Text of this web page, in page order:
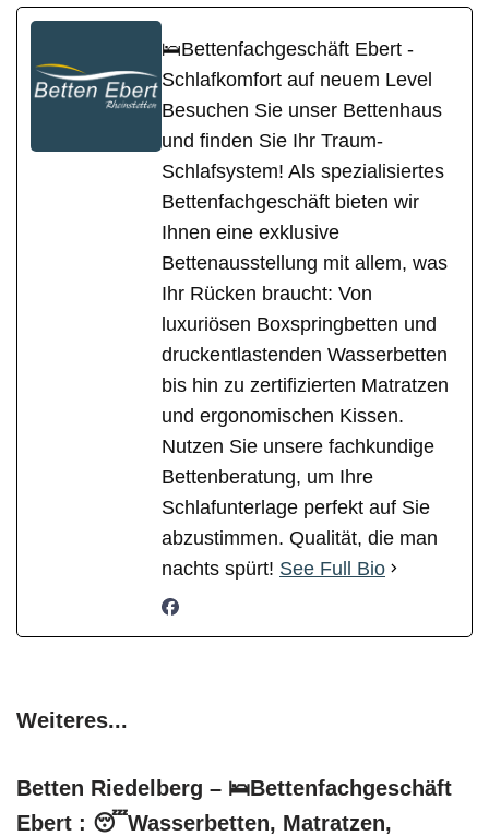
🛌Bettenfachgeschäft Ebert -
Schlafkomfort auf neuem Level
Besuchen Sie unser Bettenhaus
und finden Sie Ihr Traum-
Schlafsystem! Als spezialisiertes
Bettenfachgeschäft bieten wir
Ihnen eine exklusive
Bettenausstellung mit allem, was
Ihr Rücken braucht: Von
luxuriösen Boxspringbetten und
druckentlastenden Wasserbetten
bis hin zu zertifizierten Matratzen
und ergonomischen Kissen.
Nutzen Sie unsere fachkundige
Bettenberatung, um Ihre
Schlafunterlage perfekt auf Sie
abzustimmen. Qualität, die man
nachts spürt! See Full Bio
Weiteres...
Betten Riedelberg – 🛌Bettenfachgeschäft
Ebert : 😴Wasserbetten, Matratzen,